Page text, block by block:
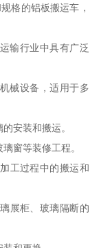
格的铝板搬运车，
输行业中具有广泛
械设备，适用于多
安装和搬运。
窗等装修工程。
工过程中的搬运和
展柜、玻璃隔断的